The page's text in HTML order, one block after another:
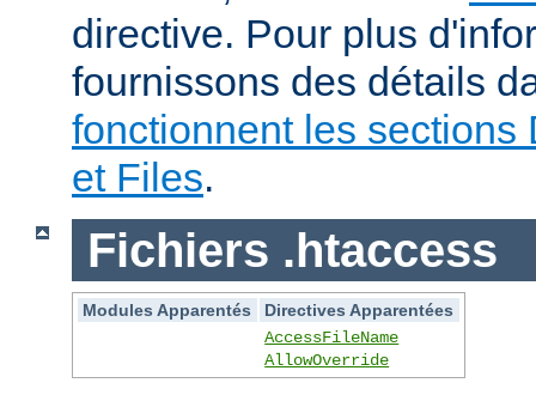
directive. Pour plus
fournissons des détails
fonctionnent les sections
et Files.
Fichiers .htaccess
Modules Apparentés
Directives Apparentées
AccessFileName
AllowOverride